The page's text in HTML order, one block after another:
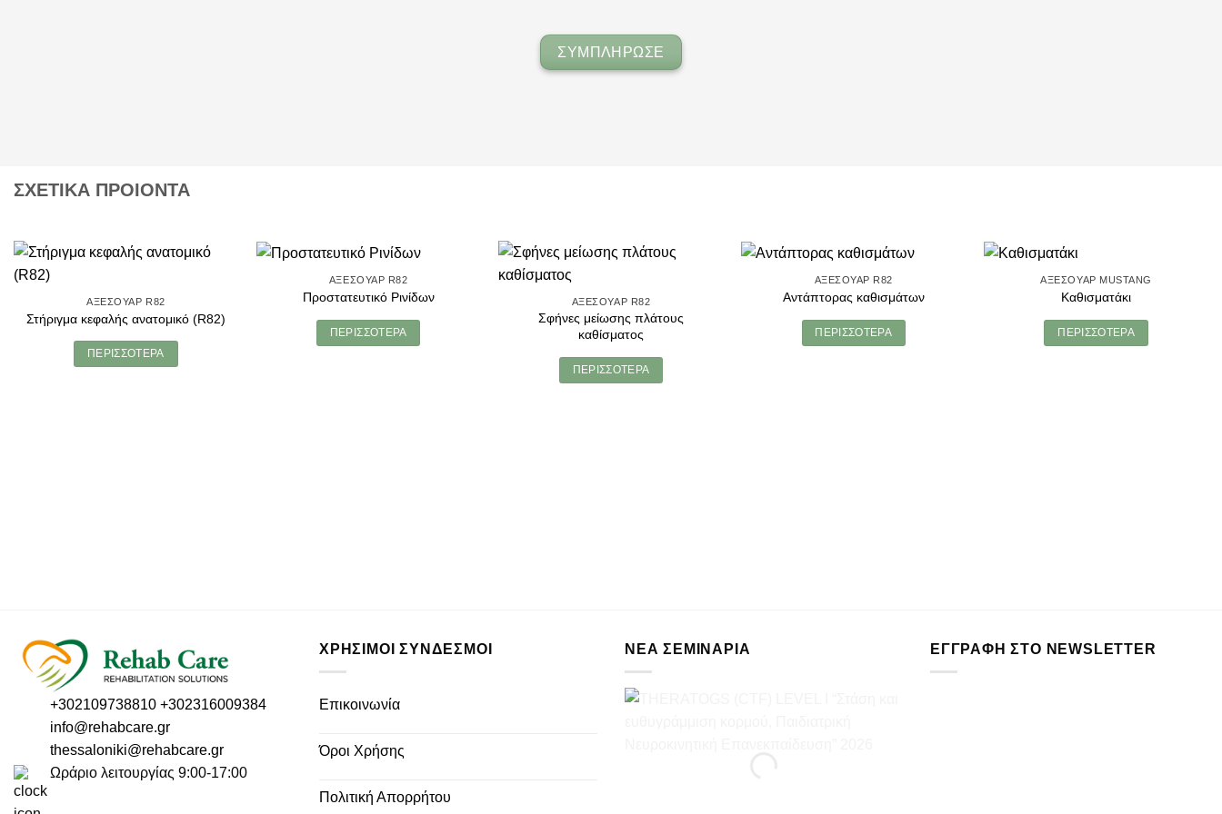
ΣΥΜΠΛΗΡΩΣΕ
ΣΧΕΤΙΚΑ ΠΡΟΙΟΝΤΑ
ΑΞΕΣΟΥΆΡ R82
Στήριγμα κεφαλής ανατομικό (R82)
ΠΕΡΙΣΣΌΤΕΡΑ
ΑΞΕΣΟΥΆΡ R82
Προστατευτικό Ρινίδων
ΠΕΡΙΣΣΌΤΕΡΑ
ΑΞΕΣΟΥΆΡ R82
Σφήνες μείωσης πλάτους
καθίσματος
ΠΕΡΙΣΣΌΤΕΡΑ
ΑΞΕΣΟΥΆΡ R82
Αντάπτορας καθισμάτων
ΠΕΡΙΣΣΌΤΕΡΑ
ΑΞΕΣΟΥΆΡ MUSTANG
Καθισματάκι
ΠΕΡΙΣΣΌΤΕΡΑ
+302109738810 +302316009384
info@rehabcare.gr
thessaloniki@rehabcare.gr
Ωράριο λειτουργίας 9:00-17:00
ΧΡΗΣΙΜΟΙ ΣΥΝΔΕΣΜΟΙ
Επικοινωνία
Όροι Χρήσης
Πολιτική Απορρήτου
ΝΈΑ ΣΕΜΙΝΆΡΙΑ ΕΓΓΡΑΦΉ ΣΤΟ NEWSLETTER